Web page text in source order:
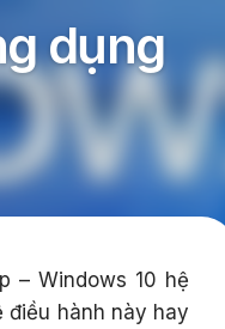
dụng
– Windows 10 hệ
điều hành này hay